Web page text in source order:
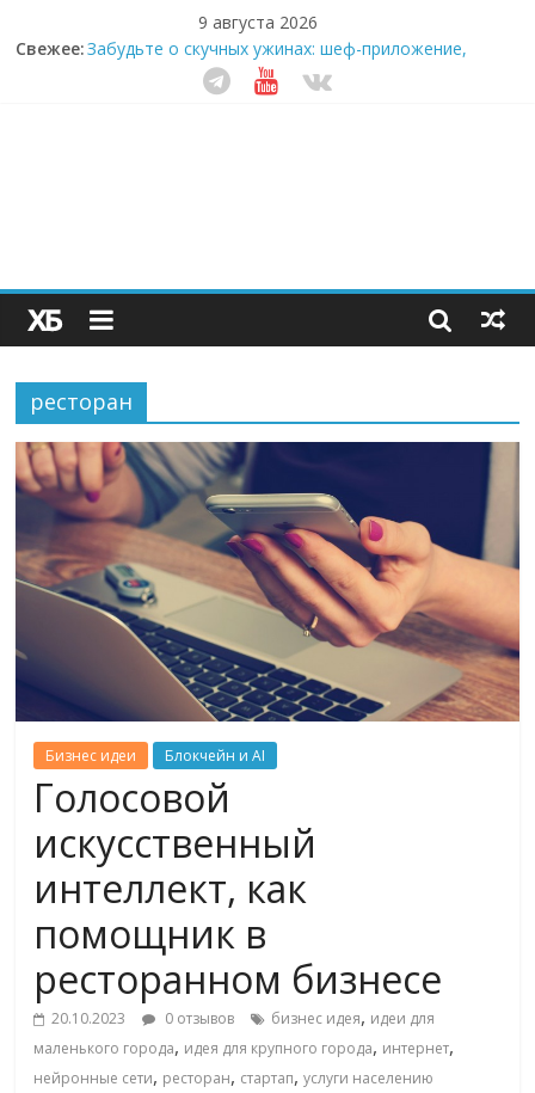
9 августа 2026
Свежее:Забудьте о скучных ужинах: шеф-приложение,
которое видит вашу еду насквозь
Небо зовёт: как бизнес на полётах дронов и
Секрет супергидратации: почему кокосовая вода с
пребиотиками становится главным трендом
здорового питания
ресторан
Бизнес идеи Блокчейн и AI
Голосовой
искусственный
интеллект, как
помощник в
ресторанном бизнесе
20.10.2023 0 отзывов бизнес идея, идеи для
маленького города, идея для крупного города, интернет,
нейронные сети, ресторан, стартап,услуги населению